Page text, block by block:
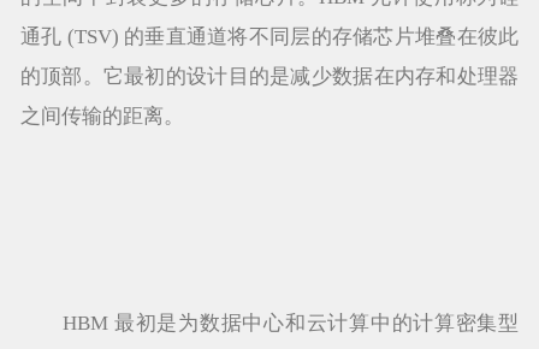
通孔 (TSV) 的垂直通道将不同层的存储芯片堆叠在彼此
的顶部。它最初的设计目的是减少数据在内存和处理器
之间传输的距离。
HBM 最初是为数据中心和云计算中的计算密集型